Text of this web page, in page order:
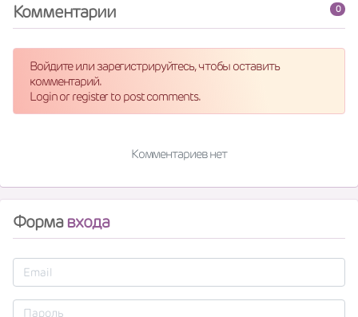
0
Комментарии
Войдите или зарегистрируйтесь, чтобы оставить
комментарий.
Login or register to post comments.
Комментариев нет
Формавхода